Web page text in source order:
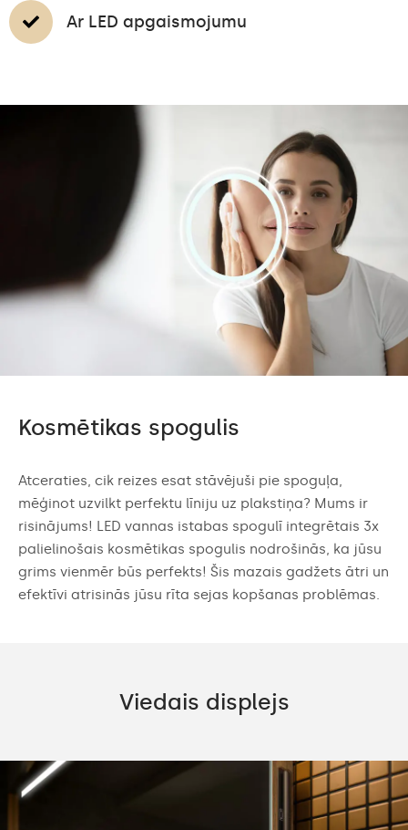
Ar LED apgaismojumu
Kosmētikas spogulis
Atceraties, cik reizes esat stāvējuši pie spoguļa,
mēģinot uzvilkt perfektu līniju uz plakstiņa? Mums ir
risinājums! LED vannas istabas spogulī integrētais 3x
palielinošais kosmētikas spogulis nodrošinās, ka jūsu
grims vienmēr būs perfekts! Šis mazais gadžets ātri un
efektīvi atrisinās jūsu rīta sejas kopšanas problēmas.
Viedais displejs